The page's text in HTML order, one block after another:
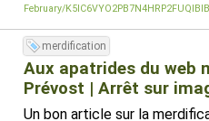
February/
merdification
Aux apatrides du web
Prévost | Arrêt sur
Un bon article sur la